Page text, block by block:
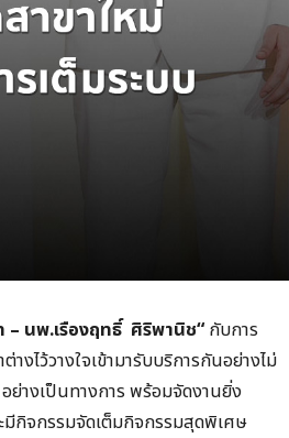
– นพ.เรืองฤทธิ์ ศิริพานิช“ กับการ
างไว้วางใจเข้ามารับบริการกันอย่างไม่
ย่างเป็นทางการ พร้อมจัดงานยิ่ง
มีกิจกรรมจัดเต็มกิจกรรมสุดพิเศษ